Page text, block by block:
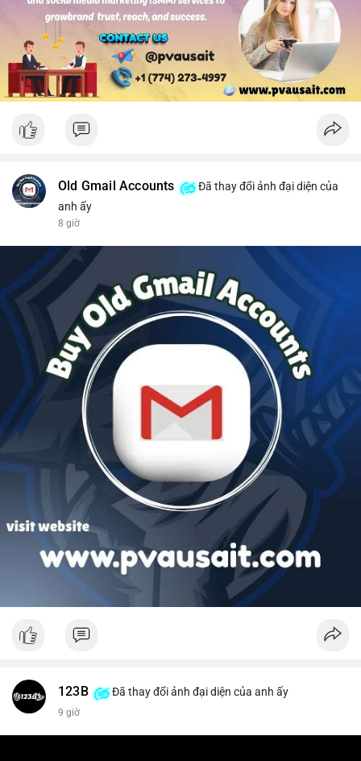
#solusdt #longsol #vung76 #breakoutsol #lenhmuasol
Old Gmail Accounts
Đã thay đổi ảnh đại diện của
anh ấy
8 giờ
123B Đã thay đổi ảnh đại diện của anh ấy
9 giờ